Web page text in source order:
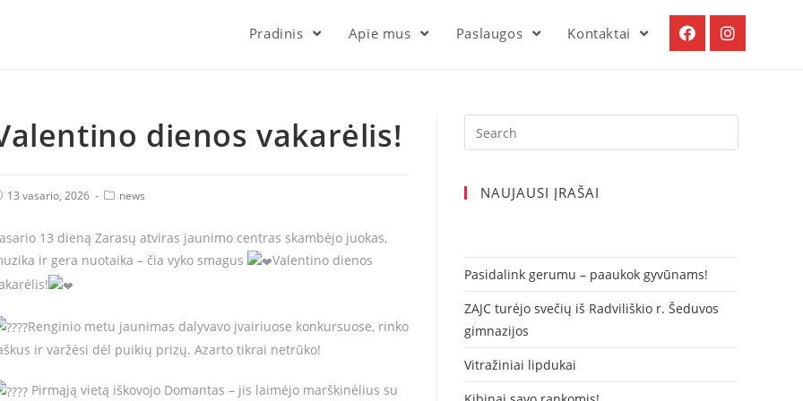
Pradinis Apie mus Paslaugos Kontaktai
dienos vakarėlis!
13 vasario, 2026
Postnews
13 dieną Zarasų atviras jaunimo centras skambėjo juokas,
ir gera nuotaika – čia vyko smagus
Valentino dienos
Renginio metu jaunimas dalyvavo įvairiuose konkursuose, rinko
ir varžėsi dėl puikių prizų. Azarto tikrai netrūko!
Pirmąją vietą iškovojo Domantas – jis laimėjo marškinėlius su
Search
for:
NAUJAUSI ĮRAŠAI
Pasidalink gerumu – paaukok gyvūnams!
ZAJC turėjo svečių iš Radviliškio r. Šeduvos
gimnazijos
Vitražiniai lipdukai